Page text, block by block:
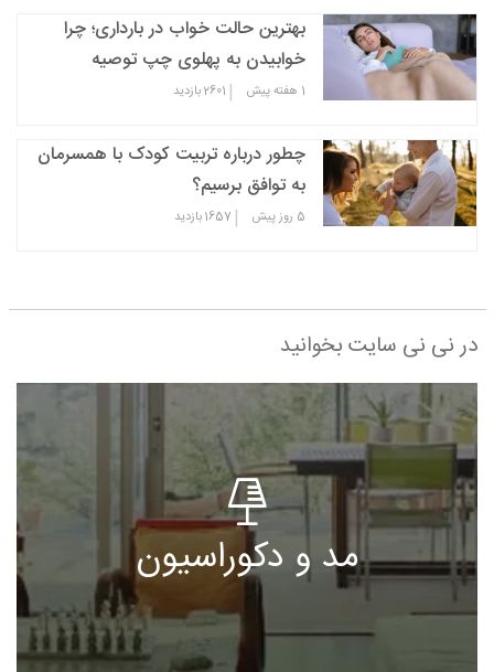
بهترین حالت خواب در بارداری؛ چرا
خوابیدن به پهلوی چپ توصیه
می‌شود؟1 هفته پیش |
2601بازدید
چطور درباره تربیت کودک با همسرمان
به توافق برسیم؟
5 روز پیش |
1657بازدید
در نی نی سایت بخوانید
مد و دکوراسیون